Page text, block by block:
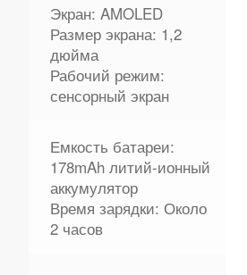
Экран: AMOLED
Размер экрана: 1,2
дюйма
Рабочий режим:
сенсорный экран
Емкость батареи:
178mAh литий-ионный
аккумулятор
Время зарядки: Около
2 часов